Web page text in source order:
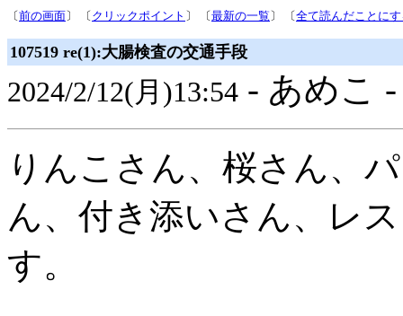
〔前の画面〕 〔 クリックポイント 〕 〔最新の一覧 〕 〔全て読んだことに
107519 re(1):大腸検査の交通手段
2024/2/12(月)13:54 - あめこ
りんこさん、桜さん、
ん、付き添いさん、レ
す。